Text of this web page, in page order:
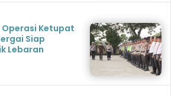
Operasi Ketupat
Siap
Lebaran